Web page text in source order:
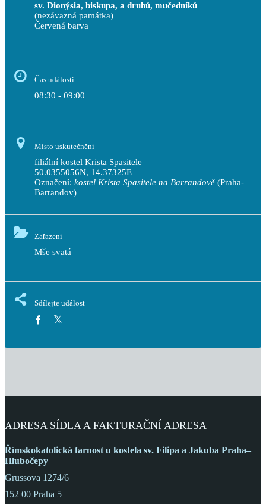
sv. Dionýsia, biskupa, a druhů, mučedníků
(nezávazná památka)
Červená barva
Čas události
08:30 - 09:00
Místo uskutečnění
filiální kostel Krista Spasitele
50.0355056N, 14.37325E
Označení: kostel Krista Spasitele na Barrandově (Praha-
Barrandov)
Zařazení
Mše svatá
Sdílejte událost
ADRESA SÍDLA A FAKTURAČNÍ ADRESA
Římskokatolická farnost u kostela sv. Filipa a Jakuba Praha–
Hlubočepy
Grussova 1274/6
152 00 Praha 5